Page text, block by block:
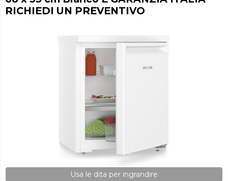
AUDIO
SERVIZI AGGIUNTIVI
OUTLET
RICHIEDI UN PREVENTIVO
Usa le dita per ingrandire